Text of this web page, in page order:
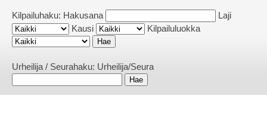
Kilpailuhaku: Hakusana
Laji
Kausi
Kilpailuluokka
Urheilija / Seurahaku: Urheilija/Seura